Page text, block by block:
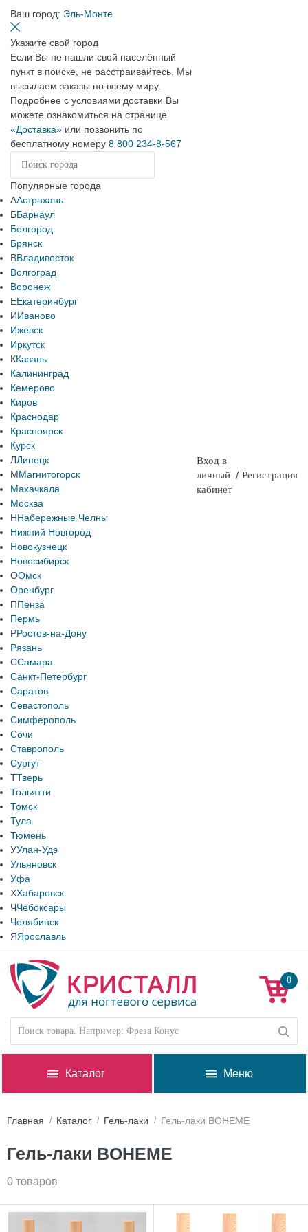
Ваш город: Эль-Монте
Укажите свой город
Если Вы не нашли свой населённый
пункт в поиске, не расстраивайтесь. Мы
высылаем заказы по всему миру.
Подробнее с условиями доставки Вы
можете ознакомиться на странице
«Доставка» или позвонить по
бесплатному номеру 8 800 234-8-567
Популярные города
ААстрахань
ББарнаул
Белгород
Брянск
ВВладивосток
Волгоград
Воронеж
ЕЕкатеринбург
ИИваново
Ижевск
Иркутск
ККазань
Калининград
Кемерово
Киров
Краснодар
Красноярск
Курск
ЛЛипецк
ММагнитогорск
Махачкала
Москва
ННабережные Челны
Нижний Новгород
Новокузнецк
Новосибирск
ООмск
Оренбург
ППенза
Пермь
РРостов-на-Дону
Рязань
ССамара
Санкт-Петербург
Саратов
Севастополь
Симферополь
Сочи
Ставрополь
Сургут
ТТверь
Тольятти
Томск
Тула
Тюмень
УУлан-Удэ
Ульяновск
Уфа
ХХабаровск
ЧЧебоксары
Челябинск
ЯЯрославль
Вход в
личный
кабинет
/ Регистрация
0
Каталог Меню
Главная Каталог Гель-лаки Гель-лаки BOHEME
Гель-лаки BOHEME
0 товаров